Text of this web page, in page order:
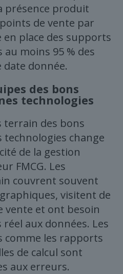
présence produit
de vente par
place des supports
moins 95 % des
date donnée.
des bons
technologies
terrain des bons
change
de la gestion
FMCG. Les
couvrent souvent
visitent de
vente et ont besoin
réel aux données. Les
comme les rapports
de calcul sont
aux erreurs.